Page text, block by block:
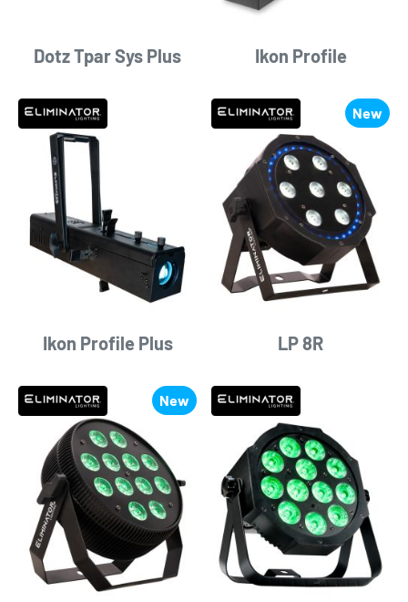
Dotz Tpar Sys Plus Ikon Profile
Ikon Profile Plus
New
LP 8R
New